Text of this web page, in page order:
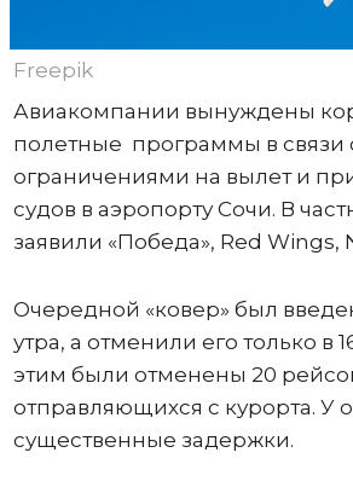
Freepik
Авиакомпании вынуждены
полетные программы в связи
ограничениями на вылет и
судов в аэропорту Сочи. В
заявили «Победа», Red Wings,
Очередной «ковер» был
утра, а отменили его только в
этим были отменены 20
отправляющихся с курорта. У
существенные задержки.